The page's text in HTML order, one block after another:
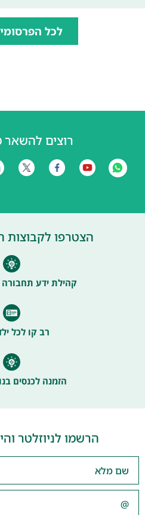
לכל
רוצים להשאר
הצטרפו לקבוצות
קהילת ידע תחבורה
רב קו לכל
הזמנה לכנסים
הרשמו לניוזלטר